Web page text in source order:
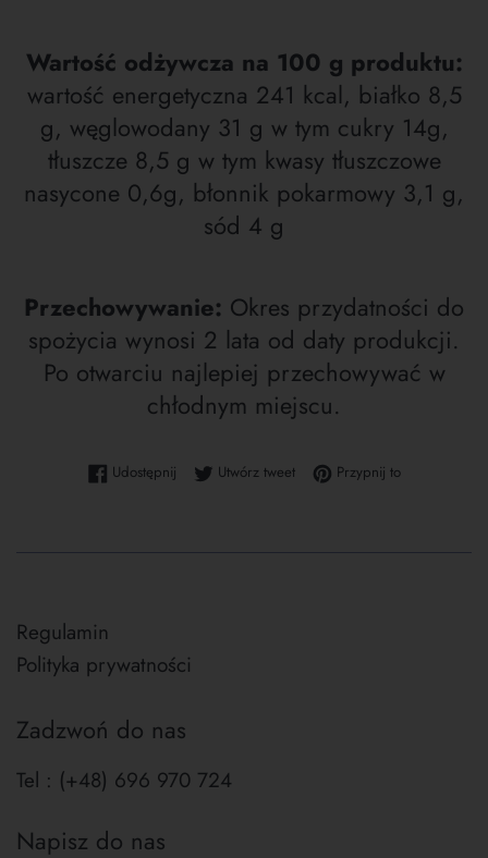
Wartość odżywcza na 100 g produktu:
wartość energetyczna 241 kcal, białko 8,5
g, węglowodany 31 g w tym cukry 14g,
tłuszcze 8,5 g w tym kwasy tłuszczowe
nasycone 0,6g, błonnik pokarmowy 3,1 g,
sód 4 g
Przechowywanie: Okres przydatności do
spożycia wynosi 2 lata od daty produkcji.
Po otwarciu najlepiej przechowywać w
chłodnym miejscu.
UdostępnijUdostępnij na Facebooku
Utwórz tweetTweetuj na Twitterze
Przypnij toPrzypnij do
Regulamin
Polityka prywatności
Zadzwoń do nas
Tel : (+48) 696 970 724
Napisz do nas